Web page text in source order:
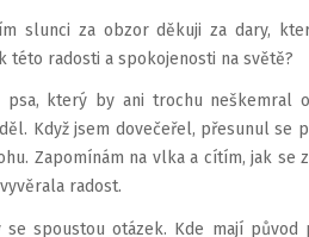
slunci za obzor děkuji za dary,
této radosti a spokojenosti na světě?
psa, který by ani trochu neškemral
Když jsem dovečeřel, přesunul se
Zapomínám na vlka a cítím, jak se
radost.
spoustou otázek. Kde mají původ